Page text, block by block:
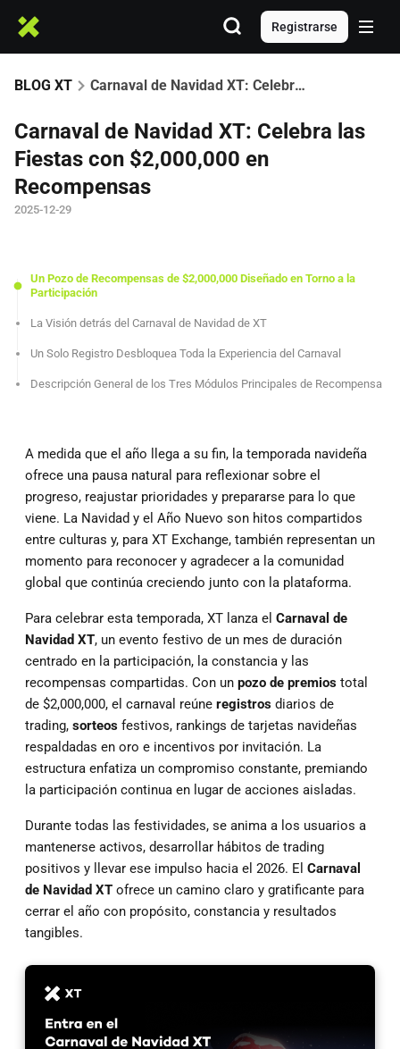
Registrarse
BLOG XT Carnaval de Navidad XT: Celebra las Fiestas con $2,000,000 en Recompensas
Carnaval de Navidad XT: Celebra las
Fiestas con $2,000,000 en
Recompensas
2025-12-29
Un Pozo de Recompensas de $2,000,000 Diseñado en Torno a la
Participación
La Visión detrás del Carnaval de Navidad de XT
Un Solo Registro Desbloquea Toda la Experiencia del Carnaval
Descripción General de los Tres Módulos Principales de Recompensa
A medida que el año llega a su fin, la temporada navideña
ofrece una pausa natural para reflexionar sobre el
progreso, reajustar prioridades y prepararse para lo que
viene. La Navidad y el Año Nuevo son hitos compartidos
entre culturas y, para XT Exchange, también representan un
momento para reconocer y agradecer a la comunidad
global que continúa creciendo junto con la plataforma.
Para celebrar esta temporada, XT lanza el Carnaval de
Navidad XT, un evento festivo de un mes de duración
centrado en la participación, la constancia y las
recompensas compartidas. Con un pozo de premios total
de $2,000,000, el carnaval reúne registros diarios de
trading, sorteos festivos, rankings de tarjetas navideñas
respaldadas en oro e incentivos por invitación. La
estructura enfatiza un compromiso constante, premiando
la participación continua en lugar de acciones aisladas.
Durante todas las festividades, se anima a los usuarios a
mantenerse activos, desarrollar hábitos de trading
positivos y llevar ese impulso hacia el 2026. El Carnaval
de Navidad XT ofrece un camino claro y gratificante para
cerrar el año con propósito, constancia y resultados
tangibles.